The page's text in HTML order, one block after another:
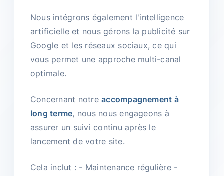
Nous intégrons également l'intelligence
artificielle et nous gérons la publicité sur
Google et les réseaux sociaux, ce qui
vous permet une approche multi-canal
optimale.
Concernant notreaccompagnement à
long terme, nous nous engageons à
assurer un suivi continu après le
lancement de votre site.
Cela inclut : - Maintenance régulière -